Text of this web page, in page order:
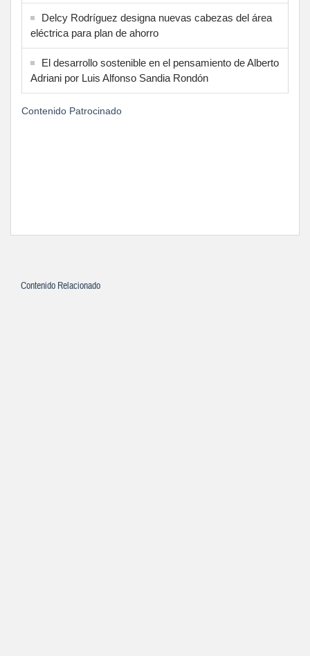
Delcy Rodríguez designa nuevas cabezas del área
eléctrica para plan de ahorro
El desarrollo sostenible en el pensamiento de Alberto
Adriani por Luis Alfonso Sandia Rondón
Contenido Patrocinado
Contenido Relacionado